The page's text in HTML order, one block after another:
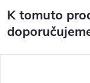
K tomuto